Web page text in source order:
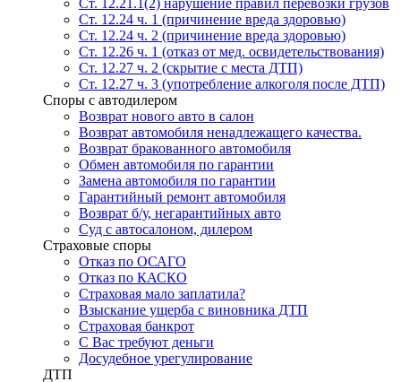
Ст. 12.21.1(2) нарушение правил перевозки грузов
Ст. 12.24 ч. 1 (причинение вреда здоровью)
Ст. 12.24 ч. 2 (причинение вреда здоровью)
Ст. 12.26 ч. 1 (отказ от мед. освидетельствования)
Ст. 12.27 ч. 2 (скрытие с места ДТП)
Ст. 12.27 ч. 3 (употребление алкоголя после ДТП)
Споры с автодилером
Возврат нового авто в салон
Возврат автомобиля ненадлежащего качества.
Возврат бракованного автомобиля
Обмен автомобиля по гарантии
Замена автомобиля по гарантии
Гарантийный ремонт автомобиля
Возврат б/у, негарантийных авто
Суд с автосалоном, дилером
Страховые споры
Отказ по ОСАГО
Отказ по КАСКО
Страховая мало заплатила?
Взыскание ущерба с виновника ДТП
Страховая банкрот
С Вас требуют деньги
Досудебное урегулирование
ДТП